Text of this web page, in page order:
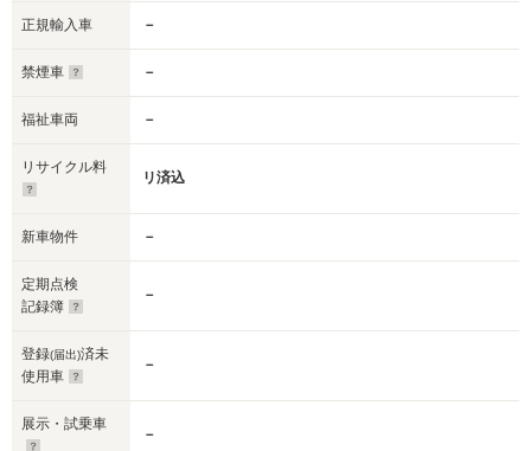
正規輸入車 －
禁煙車 －
福祉車両 －
リサイクル料
リ済込
新車物件 －
定期点検
記録簿
－
登録(届出)済未
使用車
－
展示・試乗車
－